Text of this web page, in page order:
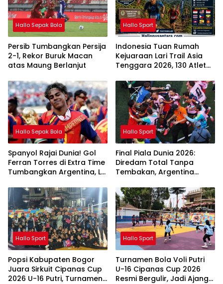
Hallo Sepak Bola
Persib Tumbangkan Persija
2-1, Rekor Buruk Macan
atas Maung Berlanjut
Hallo Sport
Indonesia Tuan Rumah
Kejuaraan Lari Trail Asia
Tenggara 2026, 130 Atlet
Gunung Gede Pangrango
Hallo Sepak Bola
Spanyol Rajai Dunia! Gol
Ferran Torres di Extra Time
Tumbangkan Argentina, La
2026
Hallo Sport
Final Piala Dunia 2026:
Diredam Total Tanpa
Tembakan, Argentina
ke Spanyol
Hallo Sport
Popsi Kabupaten Bogor
Juara Sirkuit Cipanas Cup
2026 U-16 Putri, Turnamen
Hallo Sport
Turnamen Bola Voli Putri
U-16 Cipanas Cup 2026
Resmi Bergulir, Jadi Ajang